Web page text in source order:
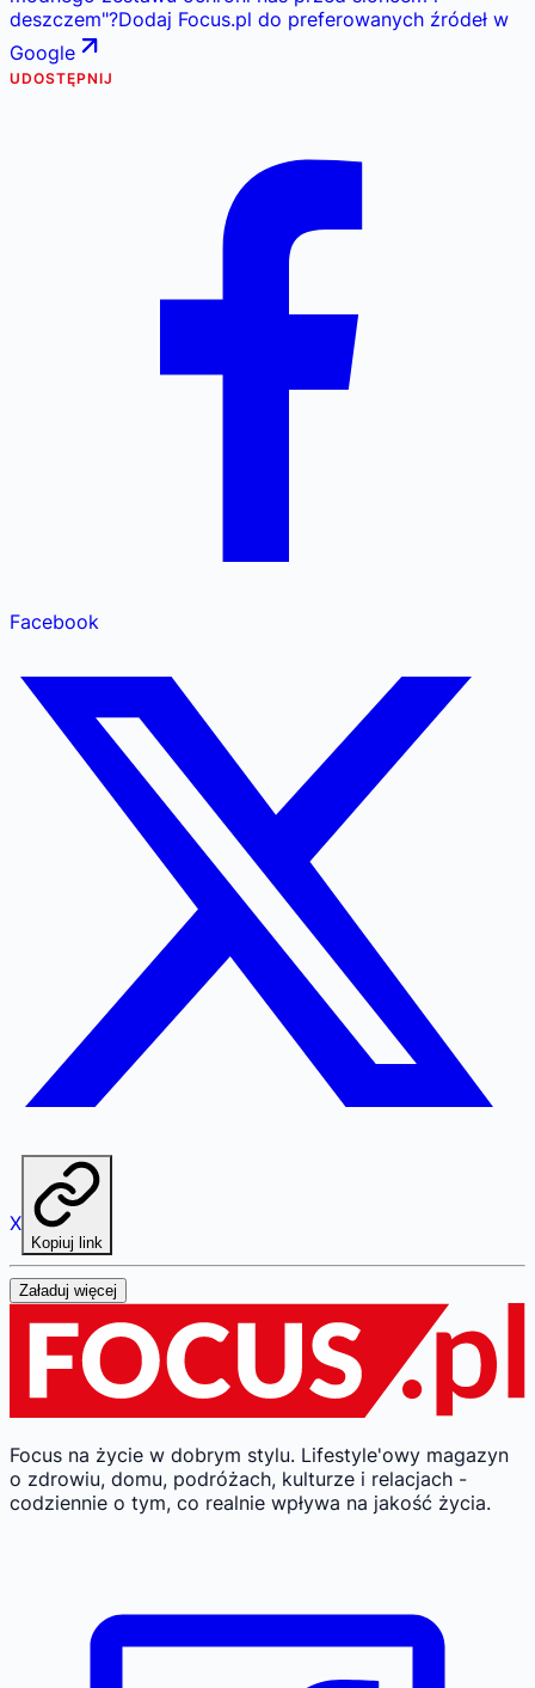
deszczem"?Dodaj Focus.pl do preferowanych źródeł w
Google
UDOSTĘPNIJ
Facebook
X
Kopiuj link
Załaduj więcej
Focus na życie w dobrym stylu. Lifestyle'owy magazyn
o zdrowiu, domu, podróżach, kulturze i relacjach -
codziennie o tym, co realnie wpływa na jakość życia.